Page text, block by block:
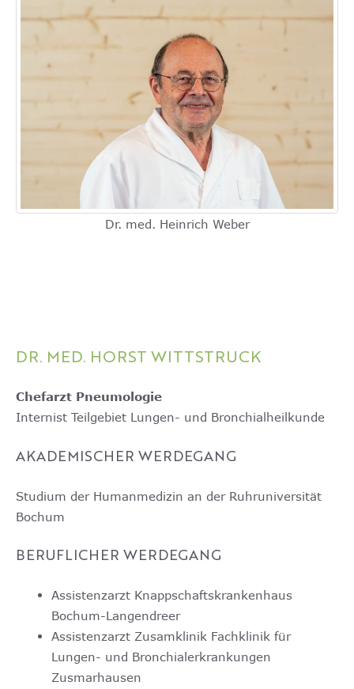
Dr. med. Heinrich Weber
DR. MED. HORST WITTSTRUCK
Chefarzt Pneumologie
Internist Teilgebiet Lungen- und Bronchialheilkunde
AKADEMISCHER WERDEGANG
Studium der Humanmedizin an der Ruhruniversität
Bochum
BERUFLICHER WERDEGANG
Assistenzarzt Knappschaftskrankenhaus
Bochum-Langendreer
Assistenzarzt Zusamklinik Fachklinik für
Lungen- und Bronchialerkrankungen
Zusmarhausen